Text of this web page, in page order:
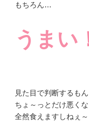
もちろん…
うまい
見た目で判断するも
ちょ～っとだけ悪く
全然食えますしねぇ～